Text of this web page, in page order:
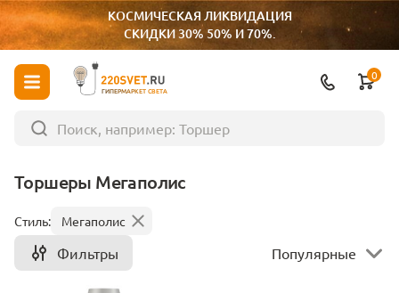
КОСМИЧЕСКАЯ ЛИКВИДАЦИЯ
СКИДКИ 30% 50% И 70%.
ГИПЕРМАРКЕТ СВЕТА
0
Торшеры Мегаполис
Стиль: Мегаполис
Фильтры Популярные